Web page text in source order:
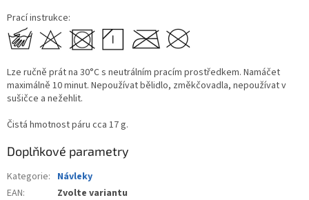
Prací instrukce:
Lze ručně prát na 30°C s neutrálním pracím prostředkem. Namáčet
maximálně 10 minut. Nepoužívat bělidlo, změkčovadla, nepoužívat v
sušičce a nežehlit.
Čistá hmotnost páru cca 17 g.
Doplňkové parametry
Kategorie: Návleky
EAN:
Zvolte variantu